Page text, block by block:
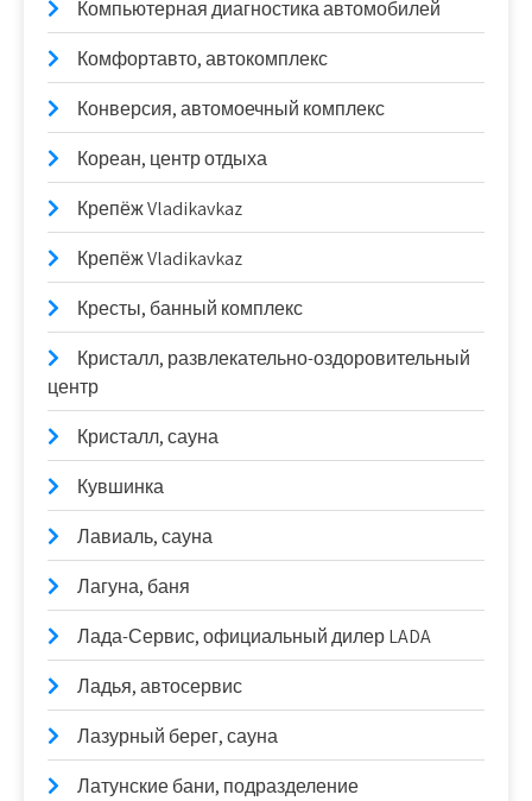
Компьютерная диагностика автомобилей
Комфортавто, автокомплекс
Конверсия, автомоечный комплекс
Кореан, центр отдыха
Крепёж Vladikavkaz
Крепёж Vladikavkaz
Кресты, банный комплекс
Кристалл, развлекательно-оздоровительный
центр
Кристалл, сауна
Кувшинка
Лавиаль, сауна
Лагуна, баня
Лада-Сервис, официальный дилер LADA
Ладья, автосервис
Лазурный берег, сауна
Латунские бани, подразделение